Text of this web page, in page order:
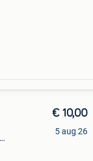
€ 10,00
5 aug 26